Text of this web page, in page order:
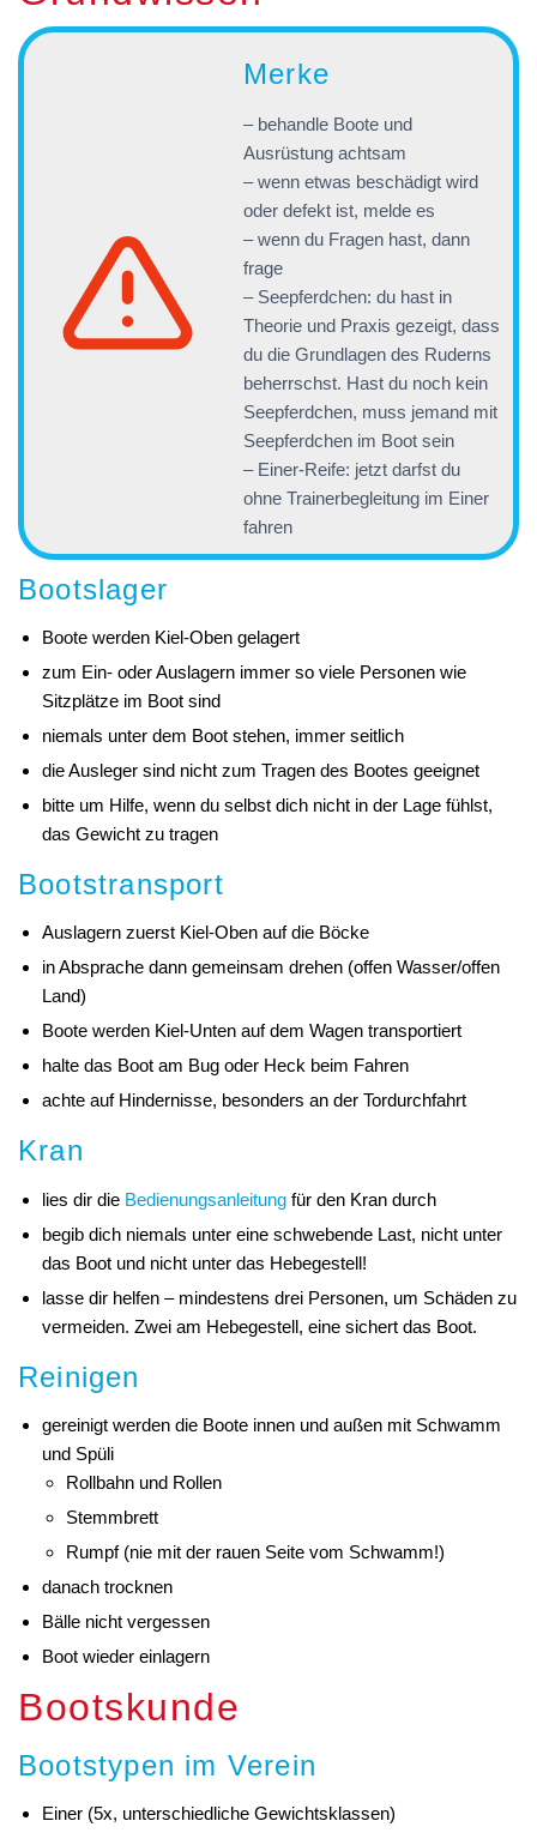
Merke
– behandle Boote und
Ausrüstung achtsam
– wenn etwas beschädigt wird
oder defekt ist, melde es
– wenn du Fragen hast, dann
frage
– Seepferdchen: du hast in
Theorie und Praxis gezeigt, dass
du die Grundlagen des Ruderns
beherrschst. Hast du noch kein
Seepferdchen, muss jemand mit
Seepferdchen im Boot sein
– Einer-Reife: jetzt darfst du
ohne Trainerbegleitung im Einer
fahren
Bootslager
Boote werden Kiel-Oben gelagert
zum Ein- oder Auslagern immer so viele Personen wie
Sitzplätze im Boot sind
niemals unter dem Boot stehen, immer seitlich
die Ausleger sind nicht zum Tragen des Bootes geeignet
bitte um Hilfe, wenn du selbst dich nicht in der Lage fühlst,
das Gewicht zu tragen
Bootstransport
Auslagern zuerst Kiel-Oben auf die Böcke
in Absprache dann gemeinsam drehen (offen Wasser/offen
Land)
Boote werden Kiel-Unten auf dem Wagen transportiert
halte das Boot am Bug oder Heck beim Fahren
achte auf Hindernisse, besonders an der Tordurchfahrt
Kran
lies dir die Bedienungsanleitung für den Kran durch
begib dich niemals unter eine schwebende Last, nicht unter
das Boot und nicht unter das Hebegestell!
lasse dir helfen – mindestens drei Personen, um Schäden zu
vermeiden. Zwei am Hebegestell, eine sichert das Boot.
Reinigen
gereinigt werden die Boote innen und außen mit Schwamm
und Spüli
Rollbahn und Rollen
Stemmbrett
Rumpf (nie mit der rauen Seite vom Schwamm!)
danach trocknen
Bälle nicht vergessen
Boot wieder einlagern
Bootskunde
Bootstypen im Verein
Einer (5x, unterschiedliche Gewichtsklassen)